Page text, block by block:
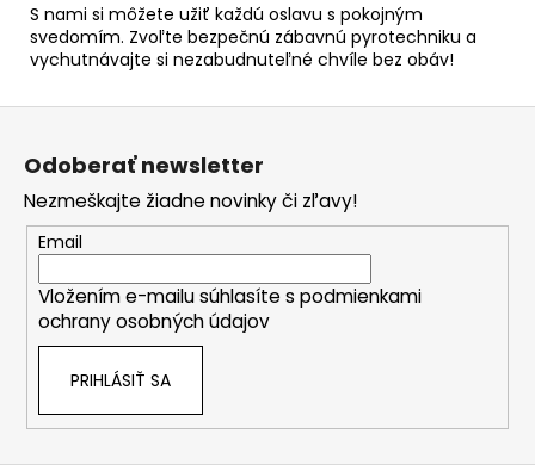
S nami si môžete užiť každú oslavu s pokojným
svedomím. Zvoľte bezpečnú zábavnú pyrotechniku a
vychutnávajte si nezabudnuteľné chvíle bez obáv!
Z
Odoberať newsletter
Nezmeškajte žiadne novinky či zľavy!
Email
Vložením e-mailu súhlasíte s podmienkami
ochrany osobných údajov
PRIHLÁSIŤ SA